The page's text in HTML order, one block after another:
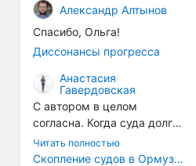
на чистку от тех самых
организмов. И год за
годом, век за веком суда
разносят эти самые
организмы по пути
следования.
Александр Алтынов
Спасибо, Ольга!
Диссонансы прогресса
Анастасия
Гавердовская
С автором в целом
согласна. Когда суда долго
стоят в теплой воде, на их
корпусах активно
Читать полностью
Скопление судов в Ормузском проливе грозит катастрофическим распространением инвазивных видов